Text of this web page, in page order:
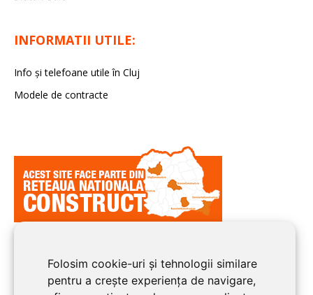
Folosim cookie-uri și tehnologii similare
pentru a crește experiența de navigare,
INFORMATII UTILE:
Info și telefoane utile în Cluj
Modele de contracte